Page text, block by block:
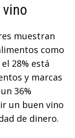
muestran
como
28% está
y marcas
36%
un buen vino
de dinero.